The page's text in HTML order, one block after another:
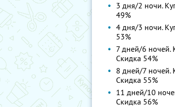
3 дня/2 ночи.
49%
4 дня/3 ночи.
53%
7 дней/6 ночей.
Скидка 54%
8 дней/7 ночей.
Скидка 55%
11 дней/10
Скидка 56%